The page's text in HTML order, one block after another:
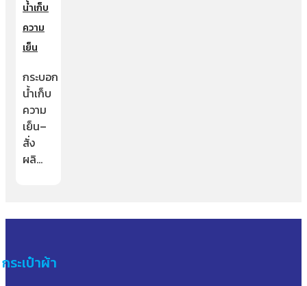
น้ำเก็บ
ความ
เย็น
กระบอก
น้ำเก็บ
ความ
เย็น–
สั่ง
ผลิ…
กระเป๋าผ้า